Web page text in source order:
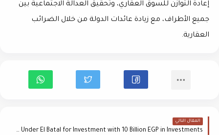
إعادة التوازن للسوق العقاري، وتحقيق العدالة الاجتماعية بين
جميع الأطراف، مع زيادة عائدات الدولة من خلال الضرائب
العقارية.
المقال التالي
Rock Developments Launches Under El Batal for Investment with 10 Billion EGP in Investments